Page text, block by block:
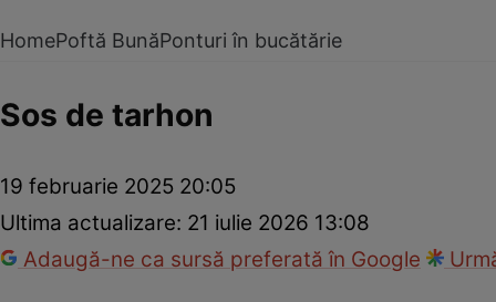
HomePoftă BunăPonturi în bucătărie
Sos de tarhon
19 februarie 2025 20:05
Ultima actualizare: 21 iulie 2026 13:08
Adaugă-ne ca sursă preferată în Google